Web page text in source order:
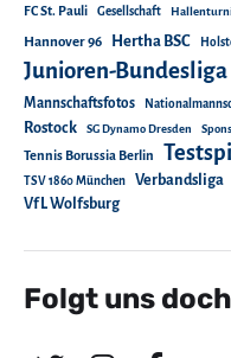
FC St. Pauli Gesellschaft
Hannover 96 Hertha BSC
Junioren-Bundesliga
Mannschaftsfotos
Rostock SG Dynamo Dresden
Tennis Borussia Berlin
TSV 1860 München Verbandsliga
VfL Wolfsburg
Folgt uns